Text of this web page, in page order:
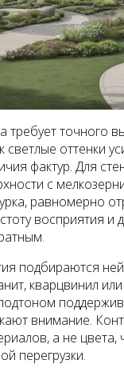
требует точного
светлые оттенки
фактур. Для
с
равномерно
восприятия и
подбираются
кварцвинил
внимание.
а не цвета,
перегрузки.